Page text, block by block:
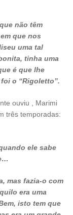
não têm
que nos
uma tal
tinha uma
é que lhe
o “Rigoletto”.
ouviu , Marimi
três temporadas:
ele sabe
mas fazia-o com
era uma
isto tem que